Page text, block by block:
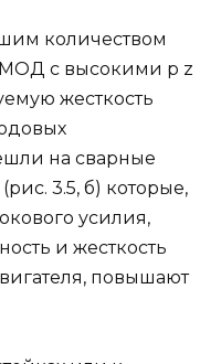
количеством
с высокими р z
жесткость
на сварные
3.5, б) которые,
усилия,
и жесткость
повышают